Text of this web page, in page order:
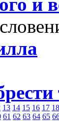
13 14 15 16 17 18
61 62 63 64 65